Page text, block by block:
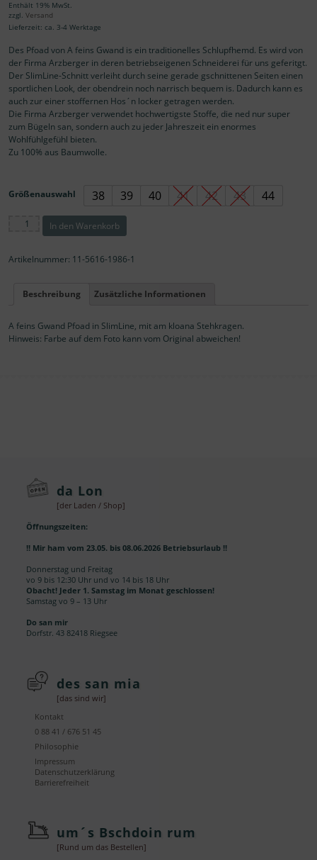
Enthält 19% MwSt.
zzgl. Versand
Lieferzeit: ca. 3-4 Werktage
Des Pfoad von A feins Gwand is ein traditionelles Schlupfhemd. Es wird von
der Firma Arzberger in deren betriebseigenen Schneiderei für uns geferitgt.
Der SlimLine-Schnitt verleiht durch seine gerade gschnittenen Seiten einen
sportlichen Look, der obendrein noch narrisch bequem is. Dadurch kann es
auch zur einer stoffernen Hos´n locker getragen werden.
Die Firma Arzberger verwendet hochwertigste Stoffe, die ned nur super
zum Bügeln san, sondern auch zu jeder Jahreszeit ein enormes
Wohlfühlgefühl bieten.
Zu 100% aus Baumwolle.
Größenauswahl 38 39 40 41 42 43 44
Pfoad
Stehkragen
In den Warenkorb
Artikelnummer: 11-5616-1986-1
Beschreibung Zusätzliche Informationen
A feins Gwand Pfoad in SlimLine, mit am kloana Stehkragen.
Hinweis: Farbe auf dem Foto kann vom Original abweichen!
da Lon
[der Laden / Shop]
Öffnungszeiten:
!! Mir ham vom 23.05. bis 08.06.2026 Betriebsurlaub !!
Donnerstag und Freitag
vo 9 bis 12:30 Uhr und vo 14 bis 18 Uhr
Obacht! Jeder 1. Samstag im Monat geschlossen!
Samstag vo 9 – 13 Uhr
Do san mir
Dorfstr. 43 82418 Riegsee
des san mia
[das sind wir]
Kontakt
0 88 41 / 676 51 45
Philosophie
Impressum
Datenschutzerklärung
Barrierefreiheit
um´s Bschdoin rum
[Rund um das Bestellen]